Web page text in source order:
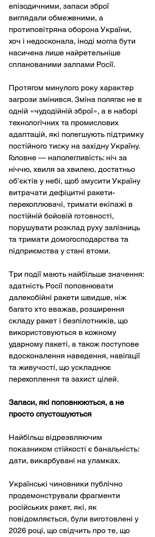
епізодичними, запаси зброї
виглядали обмеженими, а
протиповітряна оборона України,
хоч і недосконала, іноді могла бути
насичена лише найретельніше
спланованими залпами Росії.
Протягом минулого року характер
загрози змінився. Зміна полягає не в
одній «чудодійній зброї», а в наборі
технологічних та промислових
адаптацій, які полегшують підтримку
постійного тиску на західну Україну.
Головне — наполегливість: ніч за
ніччю, хвиля за хвилею, достатньо
об’єктів у небі, щоб змусити Україну
витрачати дефіцитні ракети-
перехоплювачі, тримати екіпажі в
постійній бойовій готовності,
порушувати розклад руху залізниць
та тримати домогосподарства та
підприємства у стані втоми.
Три події мають найбільше значення:
здатність Росії поповнювати
далекобійні ракети швидше, ніж
багато хто вважав, розширення
складу ракет і безпілотників, що
використовуються в кожному
ударному пакеті, а також поступове
вдосконалення наведення, навігації
та живучості, що ускладнює
перехоплення та захист цілей.
Запаси, які поповнюються, а не
просто спустошуються
Найбільш відрезвляючим
показником стійкості є банальність:
дати, викарбувані на уламках.
Українські чиновники публічно
продемонстрували фрагменти
російських ракет, які, як
повідомляється, були виготовлені у
2026 році, що свідчить про те, що